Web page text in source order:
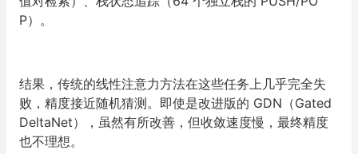
P）。
结果，传统的线性注意力方法在这些任务上几乎完全失
败，精度接近随机猜测。即使是改进版的 GDN（Gated
DeltaNet），虽然有所改善，但收敛速度慢，最终精度
也不理想。